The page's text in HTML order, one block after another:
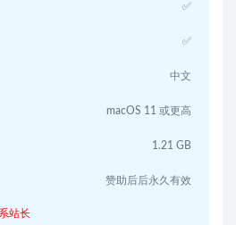
✅
✅
中文
macOS 11 或更高
1.21 GB
赞助后后永久有效
站长